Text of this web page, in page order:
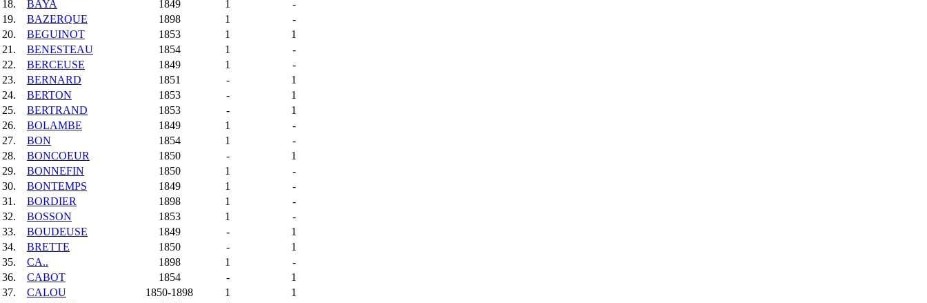
18.
BAYA 1849 1
-
19.
BAZERQUE 1898 1
-
20.
BEGUINOT 1853 1
1
21.
BENESTEAU 1854 1
-
22.
BERCEUSE 1849 1
-
23.
BERNARD 1851 -
1
24.
BERTON 1853 -
1
25.
BERTRAND 1853 -
1
26.
BOLAMBE 1849 1
-
27.
BON 1854 1
-
28.
BONCOEUR 1850 -
1
29.
BONNEFIN 1850 1
-
30.
BONTEMPS 1849 1
-
31.
BORDIER 1898 1
-
32.
BOSSON 1853 1
-
33.
BOUDEUSE 1849 -
1
34.
BRETTE 1850 -
1
35.
CA.. 1898 1
-
36.
CABOT 1854 -
1
37.
CALOU 1850-1898 1
1